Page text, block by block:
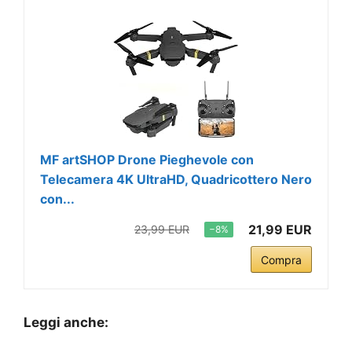
MF artSHOP Drone Pieghevole con
Telecamera 4K UltraHD, Quadricottero Nero
con...
23,99 EUR −8% 21,99 EUR
Compra
Leggi anche: